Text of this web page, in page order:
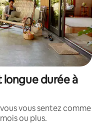
durée à
vous sentez comme
ou plus.